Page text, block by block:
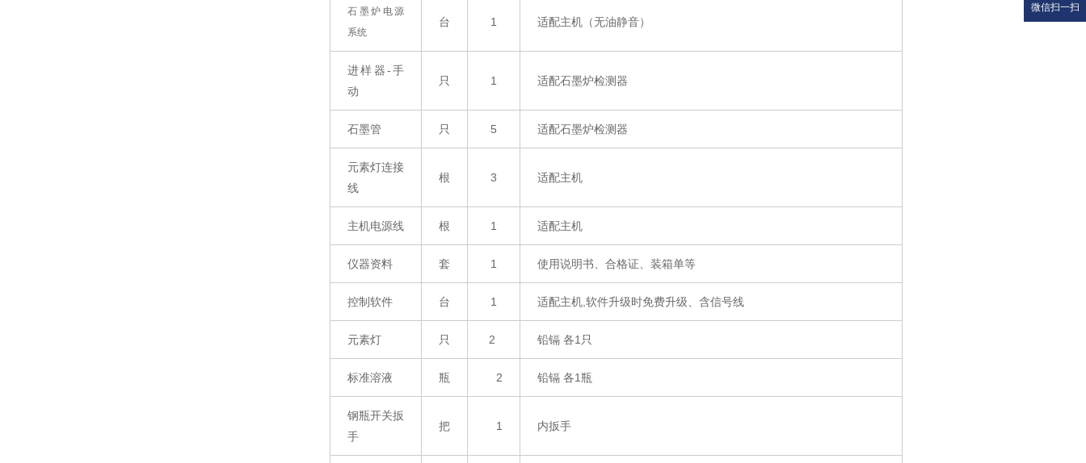
石墨炉电源
系统
台 1 适配主机（无油静音）
进样器-手
动
只 1 适配石墨炉检测器
石墨管 只 5 适配石墨炉检测器
元素灯连接
线
根 3 适配主机
主机电源线 根 1 适配主机
仪器资料 套 1 使用说明书、合格证、装箱单等
控制软件 台 1 适配主机 软件升级时免费升级、含信号线
元素灯 只 2 铅镉 各1只
标准溶液 瓶 2 铅镉 各1瓶
钢瓶开关扳
手
把 1 内扳手
微信扫一扫